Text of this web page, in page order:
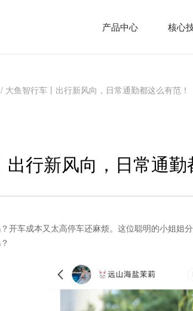
产品中心 核心
/ 大鱼智行车丨出行新风向，日常通勤都这么有范！
行新风向，日常通勤
开车成本又太高停车还麻烦。这位聪明的小姐姐